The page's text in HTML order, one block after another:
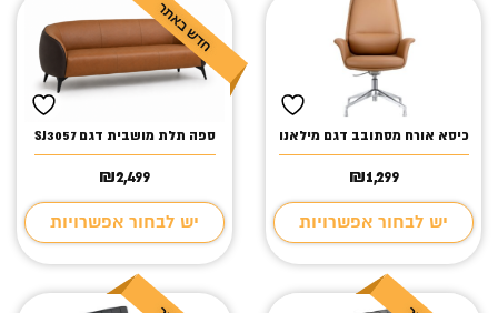
כיסא אורח מסתובב דגם מילאנו
₪1,299
יש לבחור אפשרויות
ספה תלת מושבית דגם SJ3057
₪2,499
יש לבחור אפשרויות